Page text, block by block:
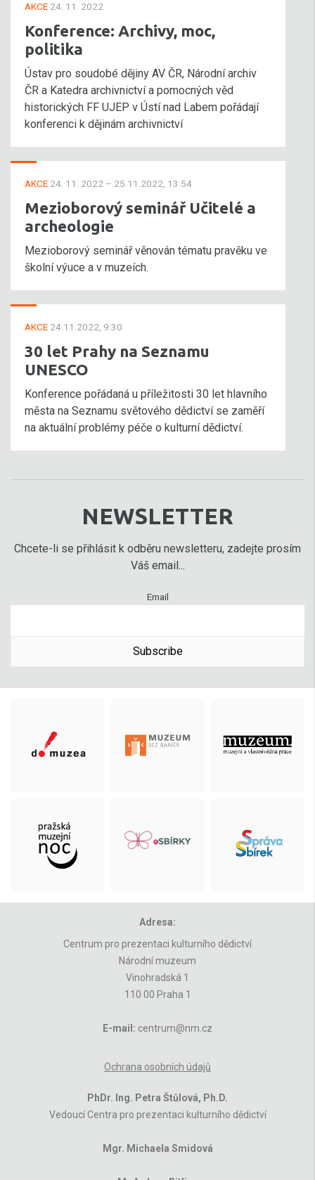
AKCE 24. 11. 2022
Konference: Archivy, moc,
politika
Ústav pro soudobé dějiny AV ČR, Národní archiv
ČR a Katedra archivnictví a pomocných věd
historických FF UJEP v Ústí nad Labem pořádají
konferenci k dějinám archivnictví
AKCE 24. 11. 2022 – 25.11.2022, 13:54
Mezioborový seminář Učitelé a
archeologie
Mezioborový seminář věnován tématu pravěku ve
školní výuce a v muzeích.
AKCE 24.11.2022, 9:30
30 let Prahy na Seznamu
UNESCO
Konference pořádaná u příležitosti 30 let hlavního
města na Seznamu světového dědictví se zaměří
na aktuální problémy péče o kulturní dědictví.
NEWSLETTER
Chcete-li se přihlásit k odběru newsletteru, zadejte prosím
Váš email...
Email
Subscribe
Adresa:
Centrum pro prezentaci kulturního dědictví
Národní muzeum
Vinohradská 1
110 00 Praha 1
E-mail: centrum@nm.cz
Ochrana osobních údajů
PhDr. Ing. Petra Štůlová, Ph.D.
Vedoucí Centra pro prezentaci kulturního dědictví
Mgr. Michaela Smidová